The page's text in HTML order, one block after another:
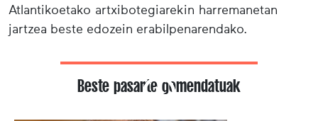
Atlantikoetako artxibotegiarekin harremanetan
jartzea beste edozein erabilpenarendako.
Beste pasarte gomendatuak